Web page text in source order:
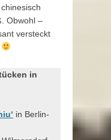
Obwohl –
versteckt
in
in Berlin-